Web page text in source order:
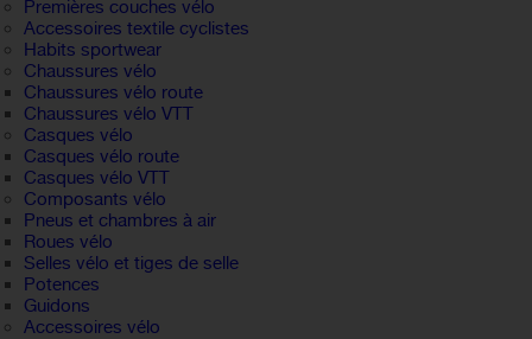
Premières couches vélo
Accessoires textile cyclistes
Habits sportwear
Chaussures vélo
Chaussures vélo route
Chaussures vélo VTT
Casques vélo
Casques vélo route
Casques vélo VTT
Composants vélo
Pneus et chambres à air
Roues vélo
Selles vélo et tiges de selle
Potences
Guidons
Accessoires vélo